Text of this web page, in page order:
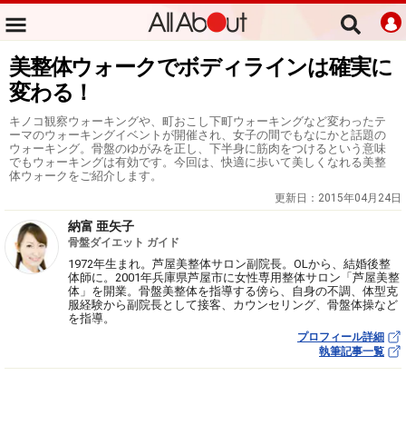
美整体ウォークでボディラインは確実に
変わる！
キノコ観察ウォーキングや、町おこし下町ウォーキングなど変わったテ
ーマのウォーキングイベントが開催され、女子の間でもなにかと話題の
ウォーキング。骨盤のゆがみを正し、下半身に筋肉をつけるという意味
でもウォーキングは有効です。今回は、快適に歩いて美しくなれる美整
体ウォークをご紹介します。
更新日： 2015年04月24日
納富 亜矢子
骨盤ダイエット ガイド
1972年生まれ。芦屋美整体サロン副院長。OLから、結婚後整
体師に。2001年兵庫県芦屋市に女性専用整体サロン「芦屋美整
体」を開業。骨盤美整体を指導する傍ら、自身の不調、体型克
服経験から副院長として接客、カウンセリング、骨盤体操など
を指導。
プロフィール詳細
執筆記事一覧